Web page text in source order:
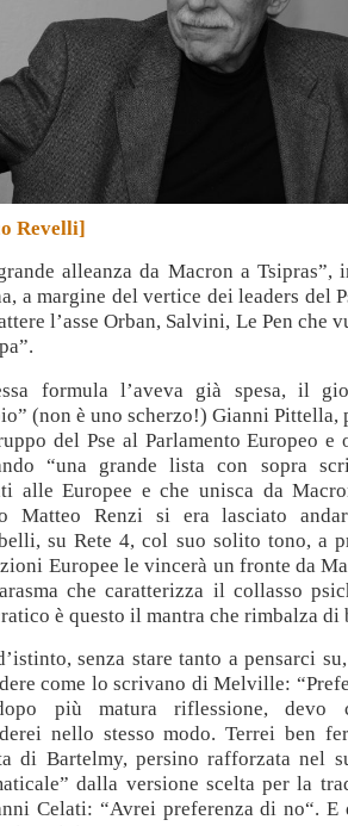
Revelli]
alleanza da Macron a Tsipras”,
a margine del vertice dei leaders del
l’asse Orban, Salvini, Le Pen che
formula l’aveva già spesa, il
(non è uno scherzo!) Gianni Pittella,
del Pse al Parlamento Europeo e
“una grande lista con sopra
alle Europee e che unisca da
Matteo Renzi si era lasciato
su Rete 4, col suo solito tono, a
Europee le vincerà un fronte da
che caratterizza il collasso
è questo il mantra che rimbalza di
senza stare tanto a pensarci
come lo scrivano di Melville:
più matura riflessione, devo
nello stesso modo. Terrei ben
di Bartelmy, persino rafforzata nel
dalla versione scelta per la
Celati: “Avrei preferenza di no“. E